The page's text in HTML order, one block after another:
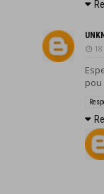
pou